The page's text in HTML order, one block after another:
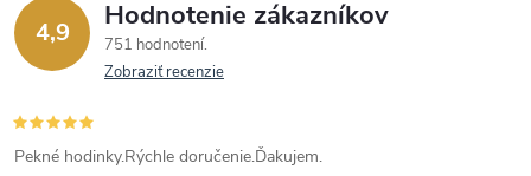
4,9 Hodnotenie zákazníkov
751 hodnotení
Zobraziť recenzie
Pekné hodinky.Rýchle doručenie.Ďakujem.